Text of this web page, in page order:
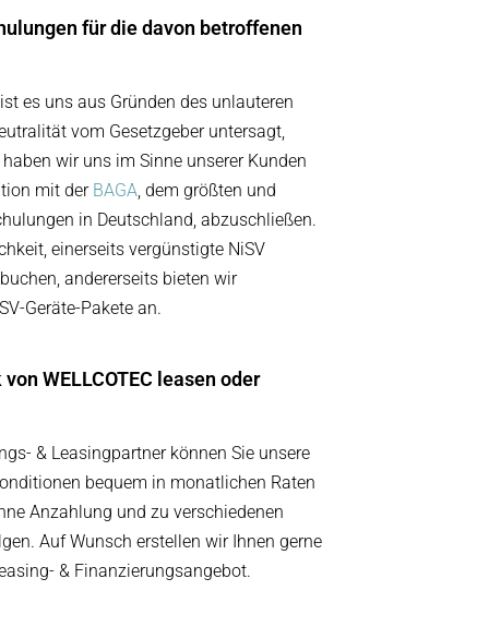
für die davon betroffenen
es uns aus Gründen des unlauteren
vom Gesetzgeber untersagt,
wir uns im Sinne unserer Kunden
mit der BAGA, dem größten und
in Deutschland, abzuschließen.
einerseits vergünstigte NiSV
andererseits bieten wir
Geräte-Pakete an.
WELLCOTEC leasen oder
& Leasingpartner können Sie unsere
bequem in monatlichen Raten
Anzahlung und zu verschiedenen
Auf Wunsch erstellen wir Ihnen gerne
& Finanzierungsangebot.